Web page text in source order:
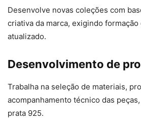
Desenvolve novas coleções com
criativa da marca, exigindo
atualizado.
Desenvolvimento de
Trabalha na seleção de materiais,
acompanhamento técnico das
prata 925.